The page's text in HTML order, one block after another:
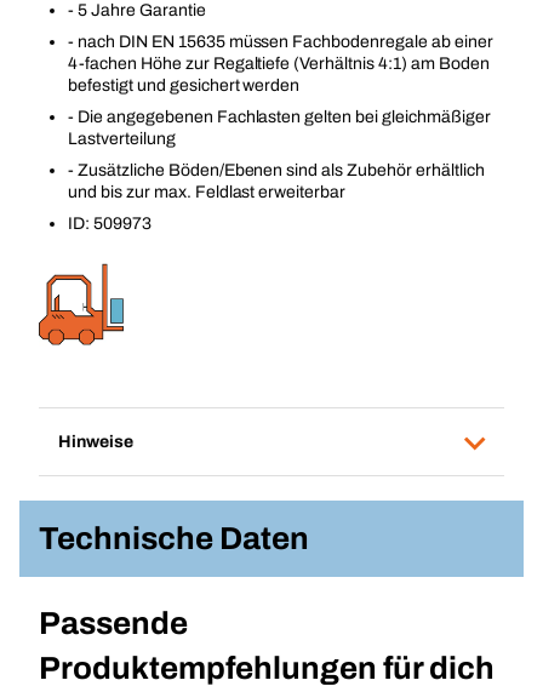
- 5 Jahre Garantie
- nach DIN EN 15635 müssen Fachbodenregale ab einer
4-fachen Höhe zur Regaltiefe (Verhältnis 4:1) am Boden
befestigt und gesichert werden
- Die angegebenen Fachlasten gelten bei gleichmäßiger
Lastverteilung
- Zusätzliche Böden/Ebenen sind als Zubehör erhältlich
und bis zur max. Feldlast erweiterbar
ID: 509973
Hinweise
Technische Daten
Passende
Produktempfehlungen für dich